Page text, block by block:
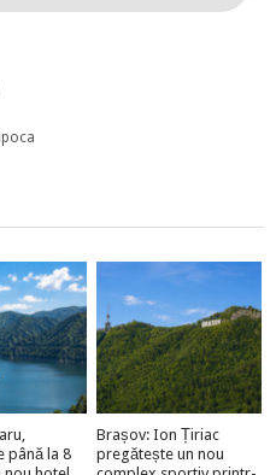
până la 8
Brașov: Ion Țiriac
pregătește un nou